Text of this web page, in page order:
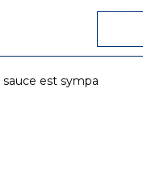
est sympa